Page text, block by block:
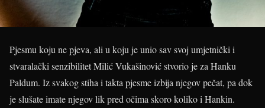
Pjesmu koju ne pjeva, ali u koju je unio sav svoj umjetnički i
stvaralački senzibilitet Milić Vukašinović stvorio je za Hanku
Paldum. Iz svakog stiha i takta pjesme izbija njegov pečat, pa dok
je slušate imate njegov lik pred očima skoro koliko i Hankin.